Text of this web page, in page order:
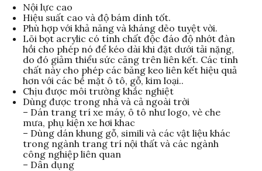
Nội lực cao
Hiệu suất cao và độ bám dính tốt.
Phù hợp với khả năng và kháng dẻo tuyệt vời.
Lõi bọt acrylic có tính chất độc đáo độ nhớt đàn
hồi cho phép nó để kéo dài khi đặt dưới tải nặng,
do đó giảm thiểu sức căng trên liên kết. Các tính
chất này cho phép các băng keo liên kết hiệu quả
hơn với các bề mặt ô tô, gỗ, kim loại..
Chịu được môi trường khắc nghiệt
Dùng được trong nhà và cả ngoài trời
– Dán trang trí xe máy, ô tô như logo, vè che
mưa, phụ kiện xe hơi khac
– Dùng dán khung gỗ, simili và các vật liệu khác
trong ngành trang trí nội thất và các ngành
công nghiệp liên quan
– Dân dụng